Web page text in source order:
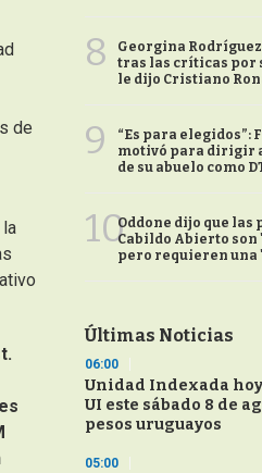
de
8
Georgina
tras las críticas por
le dijo Cristiano
9
“Es para elegidos”:
motivó para dirigir
de su abuelo como
10Oddone dijo que las
Cabildo Abierto
pero requieren una
Últimas Noticias
06:00
Unidad Indexada
UI este sábado 8 de
pesos uruguayos
05:00